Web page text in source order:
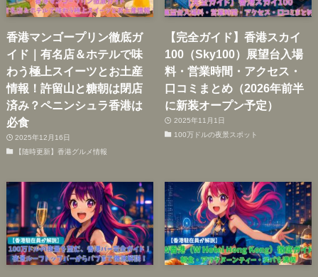
香港マンゴープリン徹底ガ
イド｜有名店＆ホテルで味
わう極上スイーツとお土産
情報！許留山と糖朝は閉店
済み？ペニンシュラ香港は
必食
2025年12月16日
【随時更新】香港グルメ情報
【完全ガイド】香港スカイ
100（Sky100）展望台入場
料・営業時間・アクセス・
口コミまとめ（2026年前半
に新装オープン予定）
2025年11月1日
100万ドルの夜景スポット